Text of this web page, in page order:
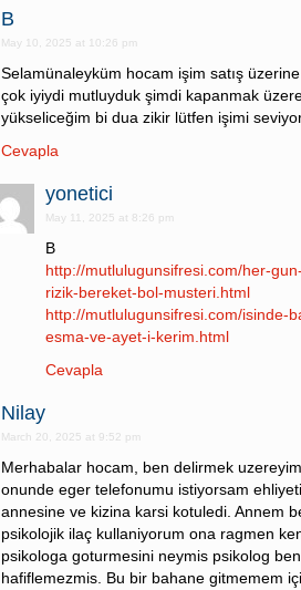
B
May 10, 2025 at 10:26 pm
Selamünaleyküm hocam işim satış
çok iyiydi mutluyduk şimdi kapanmak
yükseliceğim bi dua zikir lütfen işimi
Cevapla
yonetici
May 11, 2025 at 8:26 pm
B
http://mutlulugunsifresi.com/her-
rizik-bereket-bol-musteri.html
http://mutlulugunsifresi.com/isinde-
esma-ve-ayet-i-kerim.html
Cevapla
Nilay
March 20, 2025 at 9:52 pm
Merhabalar hocam, ben delirmek
onunde eger telefonumu istiyorsam
annesine ve kizina karsi kotuledi. Annem
psikolojik ilaç kullaniyorum ona ragmen
psikologa goturmesini neymis psikolog
hafiflemezmis. Bu bir bahane gitmemem